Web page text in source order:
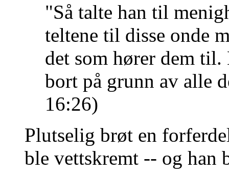
"Så talte han til
teltene til disse onde
det som hører dem
bort på grunn av alle
16:26)
Plutselig brøt en
ble vettskremt -- og han